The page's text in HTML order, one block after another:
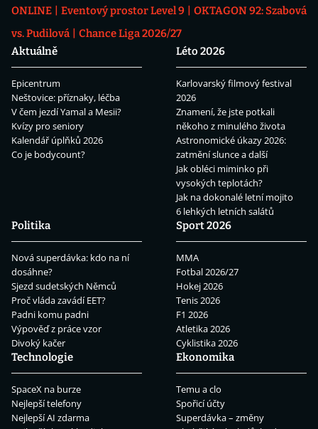
ONLINE
Eventový prostor Level 9
OKTAGON 92: Szabová
vs. Pudilová
Chance Liga 2026/27
Aktuálně
Epicentrum
Neštovice: příznaky, léčba
V čem jezdí Yamal a Mesii?
Kvízy pro seniory
Kalendář úplňků 2026
Co je bodycount?
Léto 2026
Karlovarský filmový festival
2026
Znamení, že jste potkali
někoho z minulého života
Astronomické úkazy 2026:
zatmění slunce a další
Jak obléci miminko při
vysokých teplotách?
Jak na dokonalé letní mojito
6 lehkých letních salátů
Politika
Nová superdávka: kdo na ní
dosáhne?
Sjezd sudetských Němců
Proč vláda zavádí EET?
Padni komu padni
Výpověď z práce vzor
Divoký kačer
Sport 2026
MMA
Fotbal 2026/27
Hokej 2026
Tenis 2026
F1 2026
Atletika 2026
Cyklistika 2026
Technologie
SpaceX na burze
Nejlepší telefony
Nejlepší AI zdarma
Ekonomika
Temu a clo
Spořicí účty
Superdávka – změny